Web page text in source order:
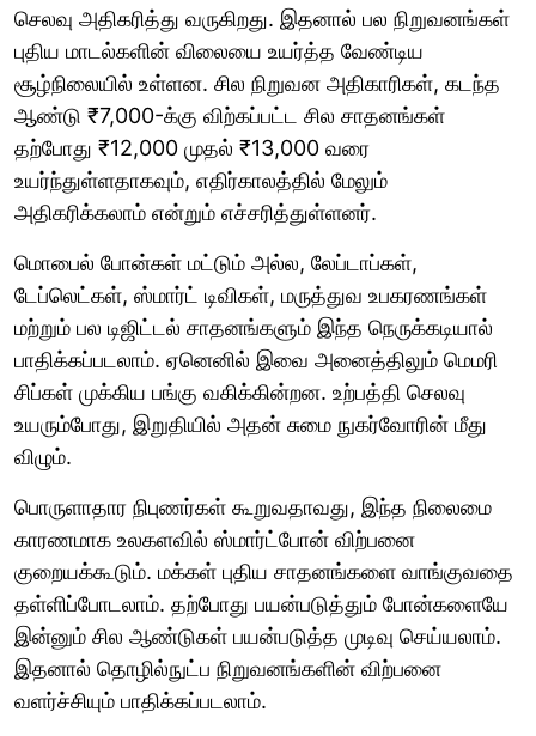
செலவு அதிகரித்து வருகிறது. இதனால் பல நிறுவனங்கள்
புதிய மாடல்களின் விலையை உயர்த்த வேண்டிய
சூழ்நிலையில் உள்ளன. சில நிறுவன அதிகாரிகள், கடந்த
ஆண்டு ₹7,000-க்கு விற்கப்பட்ட சில சாதனங்கள்
தற்போது ₹12,000 முதல் ₹13,000 வரை
உயர்ந்துள்ளதாகவும், எதிர்காலத்தில் மேலும்
அதிகரிக்கலாம் என்றும் எச்சரித்துள்ளனர்.
மொபைல் போன்கள் மட்டும் அல்ல, லேப்டாப்கள்,
டேப்லெட்கள், ஸ்மார்ட் டிவிகள், மருத்துவ உபகரணங்கள்
மற்றும் பல டிஜிட்டல் சாதனங்களும் இந்த நெருக்கடியால்
பாதிக்கப்படலாம். ஏனெனில் இவை அனைத்திலும் மெமரி
சிப்கள் முக்கிய பங்கு வகிக்கின்றன. உற்பத்தி செலவு
உயரும்போது, இறுதியில் அதன் சுமை நுகர்வோரின் மீது
விழும்.
பொருளாதார நிபுணர்கள் கூறுவதாவது, இந்த நிலைமை
காரணமாக உலகளவில் ஸ்மார்ட்போன் விற்பனை
குறையக்கூடும். மக்கள் புதிய சாதனங்களை வாங்குவதை
தள்ளிப்போடலாம். தற்போது பயன்படுத்தும் போன்களையே
இன்னும் சில ஆண்டுகள் பயன்படுத்த முடிவு செய்யலாம்.
இதனால் தொழில்நுட்ப நிறுவனங்களின் விற்பனை
வளர்ச்சியும் பாதிக்கப்படலாம்.